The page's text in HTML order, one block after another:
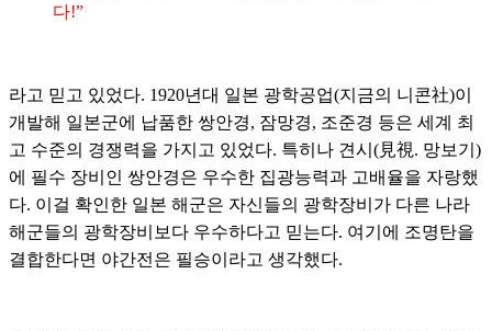
다!”
라고 믿고 있었다. 1920년대 일본 광학공업(지금의 니콘社)이
개발해 일본군에 납품한 쌍안경, 잠망경, 조준경 등은 세계 최
고 수준의 경쟁력을 가지고 있었다. 특히나 견시(見視. 망보기)
에 필수 장비인 쌍안경은 우수한 집광능력과 고배율을 자랑했
다. 이걸 확인한 일본 해군은 자신들의 광학장비가 다른 나라
해군들의 광학장비보다 우수하다고 믿는다. 여기에 조명탄을
결합한다면 야간전은 필승이라고 생각했다.